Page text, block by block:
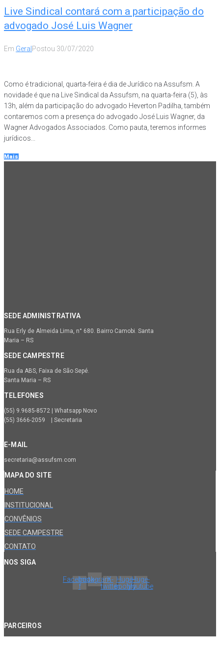
Live Sindical contará com a participação do
advogado José Luis Wagner
Em Geral Postou 30/07/2020
Como é tradicional, quarta-feira é dia de Jurídico na Assufsm. A
novidade é que na Live Sindical da Assufsm, na quarta-feira (5), às
13h, além da participação do advogado Heverton Padilha, também
contaremos com a presença do advogado José Luis Wagner, da
Wagner Advogados Associados. Como pauta, teremos informes
jurídicos...
Mais
SEDE ADMINISTRATIVA
Rua Erly de Almeida Lima, n° 680. Bairro Camobi. Santa
Maria – RS
SEDE CAMPESTRE
Rua da ABS, Faixa de São Sepé.
Santa Maria – RS
TELEFONES
(55) 9.9685-8572 | Whatsapp Novo
(55) 3666-2059 | Secretaria
E-MAIL
secretaria@assufsm.com
MAPA DO SITE
HOME
INSTITUCIONAL
CONVÊNIOS
SEDE CAMPESTRE
CONTATO
NOS SIGA
Facebook-
f
InstagramX-
twitter
Huge-
spotify
Huge-
youtube
PARCEIROS